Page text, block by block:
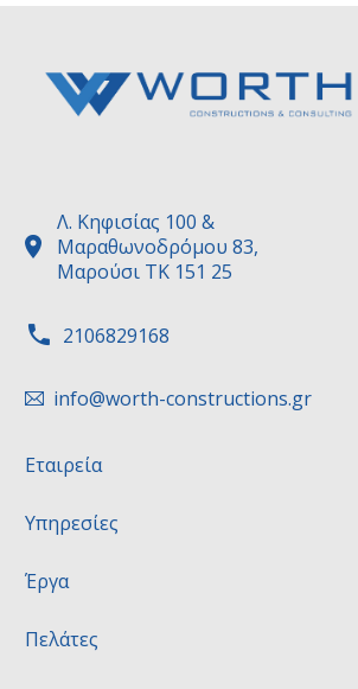


Λ. Κηφισίας 100 &
Μαραθωνοδρόμου 83,
Μαρούσι ΤΚ 151 25

 2106829168

 info@worth-constructions.gr
Εταιρεία
Υπηρεσίες
Έργα
Πελάτες